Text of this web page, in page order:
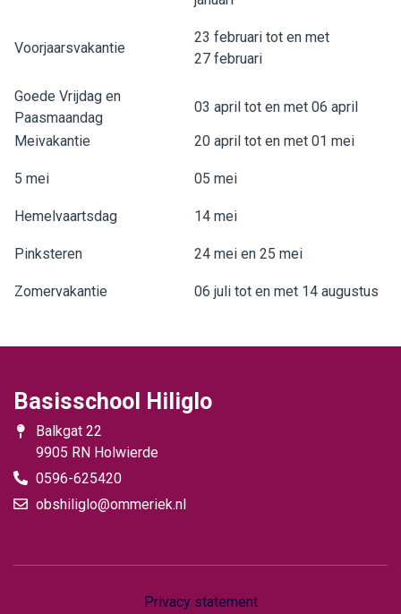
Voorjaarsvakantie
23 februari tot en met
27 februari
Goede Vrijdag en
Paasmaandag
03 april tot en met 06 april
Meivakantie
20 april tot en met 01 mei
5 mei 05 mei
Hemelvaartsdag 14 mei
Pinksteren 24 mei en 25 mei
Zomervakantie 06 juli tot en met 14 augustus
Basisschool Hiliglo
Balkgat 22
9905 RN Holwierde
0596-625420
obshiliglo@ommeriek.nl
Privacy statement